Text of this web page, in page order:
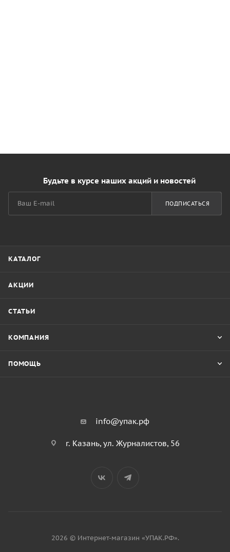
Будьте в курсе наших акций и новостей
ПОДПИСАТЬСЯ
КАТАЛОГ
АКЦИИ
СТАТЬИ
КОМПАНИЯ
ПОМОЩЬ
info@упак.рф
г. Казань, ул. Журналистов, 56
2026 © Интернет-магазин «УПАК.РФ».